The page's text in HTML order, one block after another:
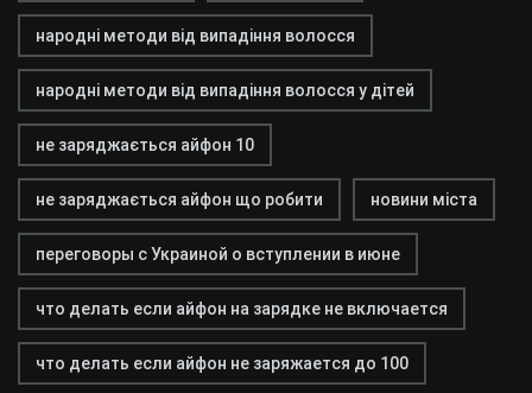
народні методи від випадіння волосся
народні методи від випадіння волосся у дітей
не заряджається айфон 10
не заряджається айфон що робити новини міста
переговоры с Украиной о вступлении в июне
что делать если айфон на зарядке не включается
что делать если айфон не заряжается до 100